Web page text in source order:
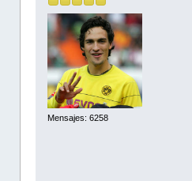
Mensajes: 6258